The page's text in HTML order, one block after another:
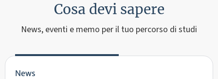
Cosa devi sapere
News, eventi e memo per il tuo percorso di studi
News